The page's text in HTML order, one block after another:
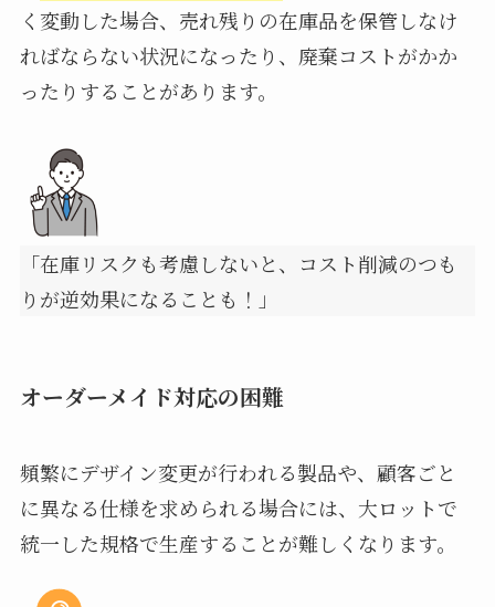
く変動した場合、売れ残りの在庫品を保管しなけ
ればならない状況になったり、廃棄コストがかか
ったりすることがあります。
「在庫リスクも考慮しないと、コスト削減のつも
りが逆効果になることも！」
オーダーメイド対応の困難
頻繁にデザイン変更が行われる製品や、顧客ごと
に異なる仕様を求められる場合には、大ロットで
統一した規格で生産することが難しくなります。